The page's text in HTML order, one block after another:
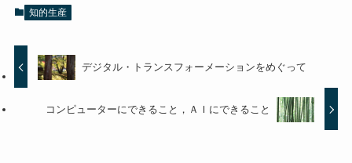
知的生産
デジタル・トランスフォーメーションをめぐって
コンピューターにできること，ＡＩにできること